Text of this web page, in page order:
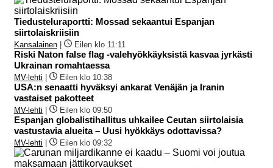
Tiedusteluraportti: Mossad sekaantui Espanjan
siirtolaiskriisiin
Kansalainen Eilen klo 11:11
Riski Naton false flag -valehyökkäyksistä kasvaa jyrkästi
Ukrainan romahtaessa
MV-lehti Eilen klo 10:38
USA:n senaatti hyväksyi ankarat Venäjän ja Iranin
vastaiset pakotteet
MV-lehti Eilen klo 09:50
Espanjan globalistihallitus uhkailee Ceutan siirtolaisia
vastustavia alueita – Uusi hyökkäys odottavissa?
MV-lehti Eilen klo 09:32